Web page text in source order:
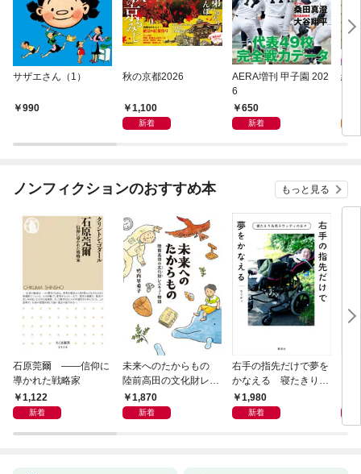
サザエさん（1）
990
秋の京都2026
1,100
新着
AERA増刊 甲子園 202
6
650
新着
終
ノンフィクションのおすすめ本 もっと見る
石原莞爾 ――信仰に
導かれた戦略家
1,122
新着
未来へのたからもの
陸前高田の文化財レス
キュー物語
1,870
新着
右手の指先だけで夢を
かなえる 寝たきり系
男子ウッディの日々
1,980
新着